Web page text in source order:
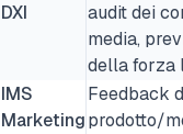
DXI
audit dei
media,
della forza
IMS
Marketing
Feedback
prodotto/